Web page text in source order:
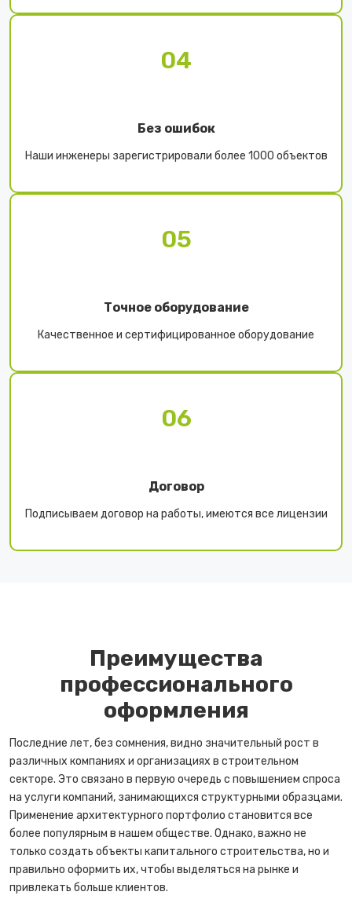
04
Без ошибок
Наши инженеры зарегистрировали более 1000 объектов
05
Точное оборудование
Качественное и сертифицированное оборудование
06
Договор
Подписываем договор на работы, имеются все лицензии
Преимущества
профессионального
оформления
Последние лет, без сомнения, видно значительный рост в
различных компаниях и организациях в строительном
секторе. Это связано в первую очередь с повышением спроса
на услуги компаний, занимающихся структурными образцами.
Применение архитектурного портфолио становится все
более популярным в нашем обществе. Однако, важно не
только создать объекты капитального строительства, но и
правильно оформить их, чтобы выделяться на рынке и
привлекать больше клиентов.